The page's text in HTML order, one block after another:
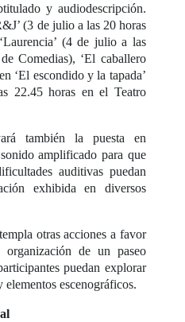
y audiodescripción.
(3 de julio a las 20 horas
(4 de julio a las
Comedias), ‘El caballero
‘El escondido y la tapada’
22.45 horas en el Teatro
también la puesta en
amplificado para que
auditivas puedan
exhibida en diversos
otras acciones a favor
de un paseo
puedan explorar
elementos escenográficos.